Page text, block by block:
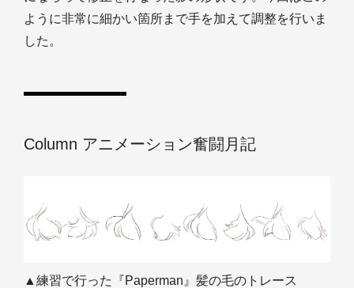
ように非常に細かい箇所まで手を加えて調整を行いま
した。
Column アニメーション奮闘月記
▲練習で行った『Paperman』髪の毛のトレース